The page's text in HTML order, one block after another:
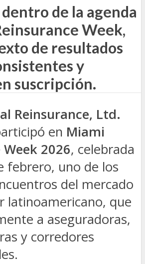
de la agenda
Week,
de resultados
y
suscripción.
Reinsurance, Ltd.
en Miami
2026, celebrada
febrero, uno de los
del mercado
latinoamericano, que
a aseguradoras,
y corredores